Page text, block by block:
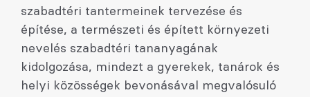
szabadtéri tantermeinek tervezése és
építése, a természeti és épített környezeti
nevelés szabadtéri tananyagának
kidolgozása, mindezt a gyerekek, tanárok és
helyi közösségek bevonásával megvalósuló